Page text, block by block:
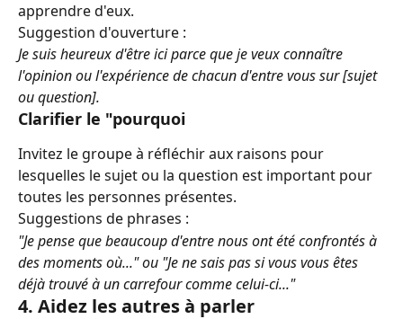
apprendre d'eux.
Suggestion d'ouverture :
Je suis heureux d'être ici parce que je veux connaître
l'opinion ou l'expérience de chacun d'entre vous sur [sujet
ou question].
Clarifier le "pourquoi
Invitez le groupe à réfléchir aux raisons pour
lesquelles le sujet ou la question est important pour
toutes les personnes présentes.
Suggestions de phrases :
"Je pense que beaucoup d'entre nous ont été confrontés à
des moments où..." ou "Je ne sais pas si vous vous êtes
déjà trouvé à un carrefour comme celui-ci..."
4. Aidez les autres à parler